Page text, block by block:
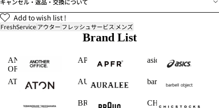
Add to wish list !
FreshServiceアウター フレッシュサービス メンズ
Brand List
ANOTHER
OFFICE
APFR asics
ATON AURALEE barbell object
BRAUN CHICSTOCKS